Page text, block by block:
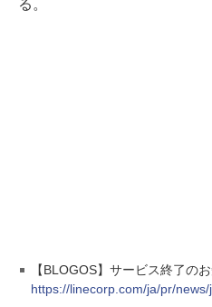
る。
【BLOGOS】サービス終了の
https://linecorp.com/ja/pr/news/